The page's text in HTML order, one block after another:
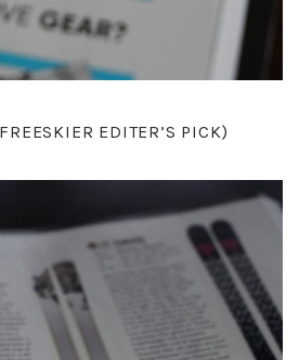
EDITER’S PICK)